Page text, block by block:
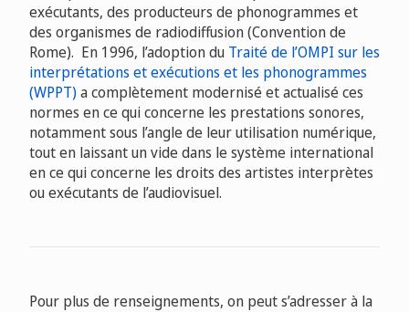
exécutants, des producteurs de phonogrammes et
des organismes de radiodiffusion (Convention de
Rome). En 1996, l’adoption du Traité de l’OMPI sur les
interprétations et exécutions et les phonogrammes
(WPPT)a complètement modernisé et actualisé ces
normes en ce qui concerne les prestations sonores,
notamment sous l’angle de leur utilisation numérique,
tout en laissant un vide dans le système international
en ce qui concerne les droits des artistes interprètes
ou exécutants de l’audiovisuel.
Pour plus de renseignements, on peut s’adresser à la